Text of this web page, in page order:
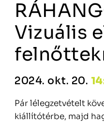
Vizuális
2024. okt. 20.
Pár lélegzetvételt
kiállítótérbe, majd